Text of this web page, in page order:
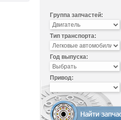
Группа запчастей:
Тип транспорта:
Год выпуска:
Привод: